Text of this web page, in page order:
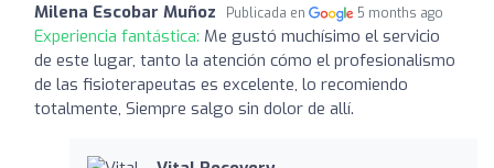
Milena Escobar Muñoz Publicada en 5 months ago
Experiencia fantástica: Me gustó muchísimo el servicio
de este lugar, tanto la atención cómo el profesionalismo
de las fisioterapeutas es excelente, lo recomiendo
totalmente, Siempre salgo sin dolor de allí.